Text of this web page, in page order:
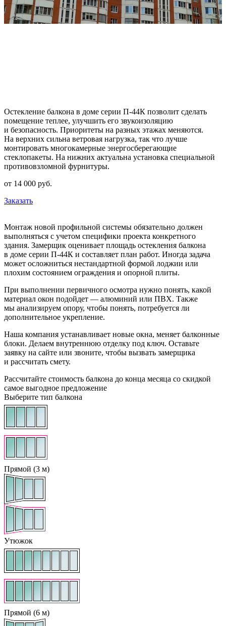
Остекление балкона в доме серии П-44К позволит сделать
помещение теплее, улучшить его звукоизоляцию
и безопасность. Приоритеты на разных этажах меняются.
На верхних сильна ветровая нагрузка, так что лучше
монтировать многокамерные энергосберегающие
стеклопакеты. На нижних актуальна установка специальной
противовзломной фурнитуры.
от 14 000 pуб.
Заказать
Монтаж новой профильной системы обязательно должен
выполняться с учетом специфики проекта конкретного
здания. Замерщик оценивает площадь остекления балкона
в доме серии П-44К и составляет план работ. Иногда задача
может осложниться нестандартной формой лоджии или
плохим состоянием ограждения и опорной плиты.
При выполнении первичного осмотра нужно понять, какой
материал окон подойдет — алюминий или ПВХ. Также
мы анализируем опору, чтобы понять, потребуется ли
дополнительное укрепление.
Наша компания устанавливает новые окна, меняет балконные
блоки. Делаем внутреннюю отделку под ключ. Оставьте
заявку на сайте или звоните, чтобы вызвать замерщика
и рассчитать смету.
Рассчитайте стоимость балкона до конца месяца со скидкой
самое выгодное предложение
Выберите тип балкона
Прямой (3 м)
Утюжок
Прямой (6 м)